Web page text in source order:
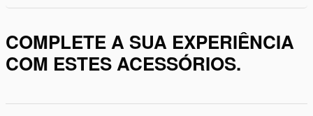
COMPLETE A SUA EXPERIÊNCIA
COM ESTES ACESSÓRIOS.